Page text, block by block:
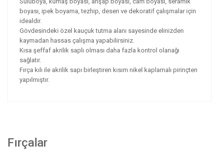
boyası, ipek boyama, tezhip, desen ve dekoratif çalışmalar için
idealdir.
Gövdesindeki özel kauçuk tutma alanı sayesinde elinizden
kaymadan hassas çalışma yapabilirsiniz.
Kısa şeffaf akrilik saplı olması daha fazla kontrol olanağı
sağlatır.
Fırça kılı ile akrilik sapı birleştiren kısım nikel kaplamalı pirinçten
yapılmıştır.
Fırçalar